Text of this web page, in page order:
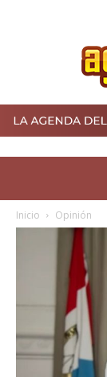
Inicio Opinión